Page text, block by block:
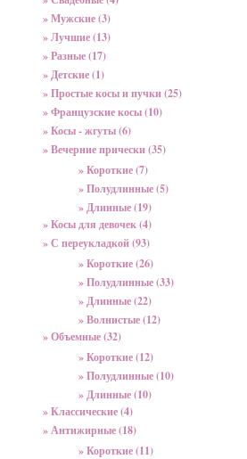
» Мужские (3)
» Лучшие (13)
» Разные (17)
» Детские (1)
» Простые косы и пучки (25)
» Французские косы (10)
» Косы - жгуты (6)
» Вечерние прически (35)
» Короткие (7)
» Полудлинные (5)
» Длинные (19)
» Косы для девочек (4)
» С переукладкой (93)
» Короткие (26)
» Полудлинные (33)
» Длинные (22)
» Волнистые (12)
» Объемные (32)
» Короткие (12)
» Полудлинные (10)
» Длинные (10)
» Классические (4)
» Антижирные (18)
» Короткие (11)